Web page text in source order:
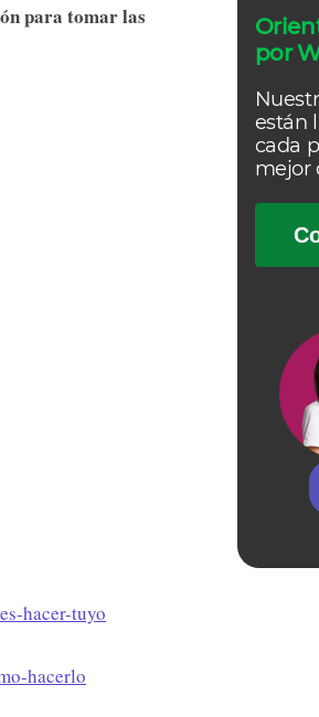
para tomar las
hacer-tuyo
hacerlo
por
están
cada
mejor